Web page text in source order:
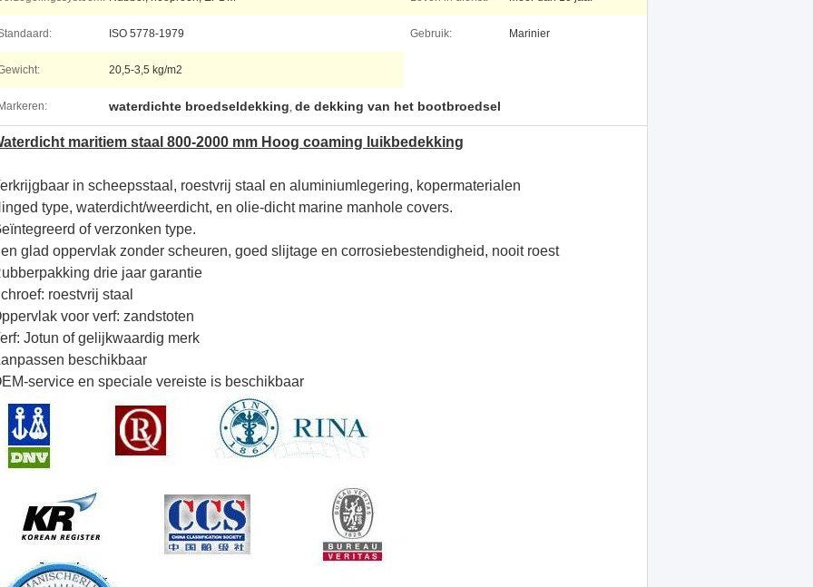
ISO 5778-1979 Gebruik: Marinier
20,5-3,5 kg/m2
waterdichte broedseldekking, de dekking van het bootbroedsel
maritiem staal 800-2000 mm Hoog coaming luikbedekking
in scheepsstaal, roestvrij staal en aluminiumlegering, kopermaterialen
type, waterdicht/weerdicht, en olie-dicht marine manhole covers.
of verzonken type.
glad oppervlak zonder scheuren, goed slijtage en corrosiebestendigheid, nooit roest
drie jaar garantie
roestvrij staal
voor verf: zandstoten
Jotun of gelijkwaardig merk
beschikbaar
service en speciale vereiste is beschikbaar